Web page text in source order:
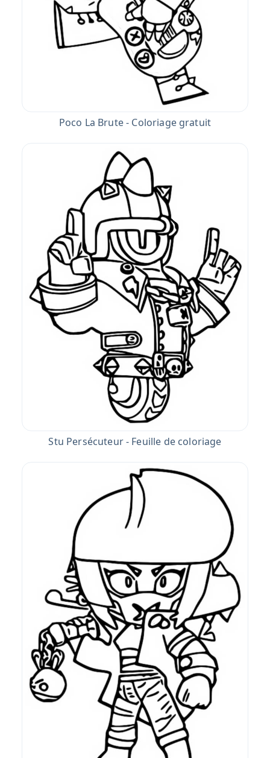
Poco La Brute - Coloriage gratuit
Stu Persécuteur - Feuille de coloriage